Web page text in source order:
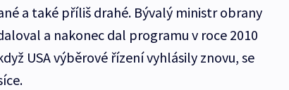
a také příliš drahé. Bývalý ministr obrany
a nakonec dal programu v roce 2010
USA výběrové řízení vyhlásily znovu, se